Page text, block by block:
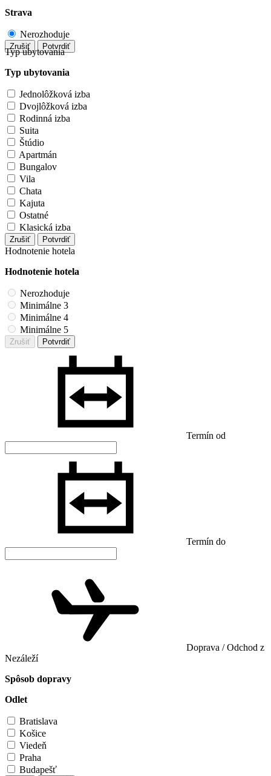
Strava
Nerozhoduje
Zrušiť Potvrdiť
Typ ubytovania
Typ ubytovania
Jednolôžková izba
Dvojlôžková izba
Rodinná izba
Suita
Štúdio
Apartmán
Bungalov
Vila
Chata
Kajuta
Ostatné
Klasická izba
Zrušiť Potvrdiť
Hodnotenie hotela
Hodnotenie hotela
Nerozhoduje
Minimálne 3
Minimálne 4
Minimálne 5
Zrušiť Potvrdiť
Termín od
Termín do
Doprava / Odchod z
Nezáleží
Spôsob dopravy
Odlet
Bratislava
Košice
Viedeň
Praha
Budapešť